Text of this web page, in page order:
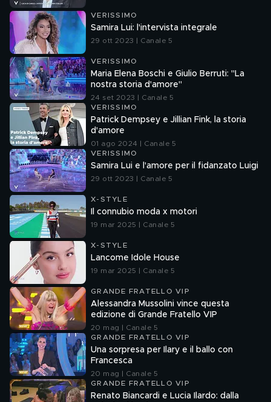
VERISSIMO
Samira Lui: l'intervista integrale
29 ott 2023 | Canale 5
VERISSIMO
Maria Elena Boschi e Giulio Berruti: "La
nostra storia d'amore"
24 set 2023 | Canale 5
VERISSIMO
Patrick Dempsey e Jillian Fink, la storia
d'amore
01 ago 2024 | Canale 5
VERISSIMO
Samira Lui e l'amore per il fidanzato Luigi
29 ott 2023 | Canale 5
X-STYLE
Il connubio moda x motori
19 mar 2025 | Canale 5
X-STYLE
Lancome Idole House
19 mar 2025 | Canale 5
GRANDE FRATELLO VIP
Alessandra Mussolini vince questa
edizione di Grande Fratello VIP
20 mag | Canale 5
GRANDE FRATELLO VIP
Una sorpresa per Ilary e il ballo con
Francesca
20 mag | Canale 5
GRANDE FRATELLO VIP
Renato Biancardi e Lucia Ilardo: dalla